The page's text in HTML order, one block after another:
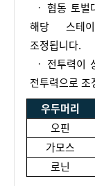
해당 스테
조정됩니다.
전투력으로 조
우두머리
오핀
가모스
로닌